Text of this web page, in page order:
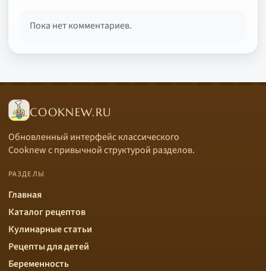
Пока нет комментариев.
COOKNEW.RU
Обновленный интерфейс классического
Cooknew с привычной структурой разделов.
РАЗДЕЛЫ
Главная
Каталог рецептов
Кулинарные статьи
Рецепты для детей
Беременность